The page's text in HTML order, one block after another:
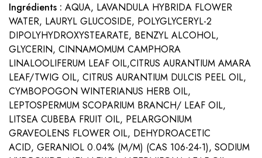
Ingrédients : AQUA, LAVANDULA HYBRIDA FLOWER
WATER, LAURYL GLUCOSIDE, POLYGLYCERYL-2
DIPOLYHYDROXYSTEARATE, BENZYL ALCOHOL,
GLYCERIN, CINNAMOMUM CAMPHORA
LINALOOLIFERUM LEAF OIL,CITRUS AURANTIUM AMARA
LEAF/TWIG OIL, CITRUS AURANTIUM DULCIS PEEL OIL,
CYMBOPOGON WINTERIANUS HERB OIL,
LEPTOSPERMUM SCOPARIUM BRANCH/ LEAF OIL,
LITSEA CUBEBA FRUIT OIL, PELARGONIUM
GRAVEOLENS FLOWER OIL, DEHYDROACETIC
ACID, GERANIOL 0.04% (M/M) (CAS 106-24-1), SODIUM